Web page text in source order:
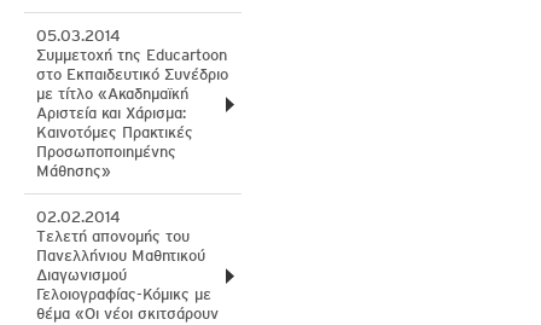
05.03.2014
Συμμετοχή της Educartoon
στο Εκπαιδευτικό Συνέδριο
με τίτλο «Ακαδημαϊκή
Αριστεία και Χάρισμα:
Καινοτόμες Πρακτικές
Προσωποποιημένης
Μάθησης»
02.02.2014
Tελετή απονομής του
Πανελλήνιου Μαθητικού
Διαγωνισμού
Γελοιογραφίας-Κόμικς με
θέμα «Οι νέοι σκιτσάρουν